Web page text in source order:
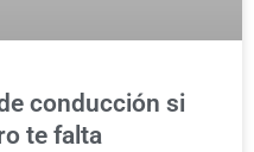
conducción si
te falta